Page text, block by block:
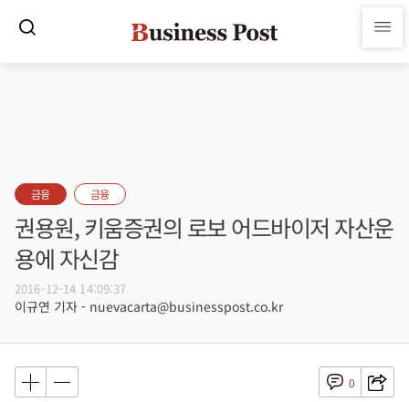
금융 금융
권용원, 키움증권의 로보 어드바이저 자산운
용에 자신감
2016-12-14 14:09:37
이규연 기자 - nuevacarta@businesspost.co.kr
0